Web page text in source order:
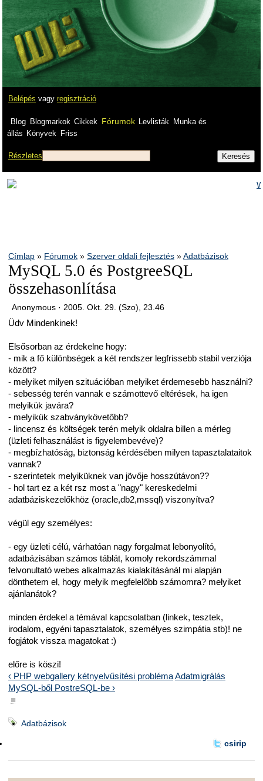
Belépés vagy regisztráció
Blog Blogmarkok Cikkek Fórumok Levlisták
Munka és
állás Könyvek Friss
Részletes
Címlap » Fórumok » Szerver oldali fejlesztés »Adatbázisok
MySQL 5.0 és PostgreeSQL
összehasonlítása
Anonymous · 2005. Okt. 29. (Szo), 23.46
Üdv Mindenkinek!
Elsősorban az érdekelne hogy:
- mik a fő különbségek a két rendszer legfrissebb stabil verziója
között?
- melyiket milyen szituációban melyiket érdemesebb használni?
- sebesség terén vannak e számottevő eltérések, ha igen
melyikük javára?
- melyikük szabványkövetőbb?
- lincensz és költségek terén melyik oldalra billen a mérleg
(üzleti felhasználást is figyelembevéve)?
- megbízhatóság, biztonság kérdésében milyen tapasztalataitok
vannak?
- szerintetek melyiküknek van jövője hosszútávon??
- hol tart ez a két rsz most a "nagy" kereskedelmi
adatbáziskezelőkhöz (oracle,db2,mssql) viszonyítva?
végül egy személyes:
- egy üzleti célú, várhatóan nagy forgalmat lebonyolító,
adatbázisában számos táblát, komoly rekordszámmal
felvonultató webes alkalmazás kialakításánál mi alapján
dönthetem el, hogy melyik megfelelőbb számomra? melyiket
ajánlanátok?
minden érdekel a témával kapcsolatban (linkek, tesztek,
irodalom, egyéni tapasztalatok, személyes szimpátia stb)! ne
fogjátok vissza magatokat :)
előre is köszi!
‹ PHP webgallery kétnyelvűsítési problémaAdatmigrálás
MySQL-ből PostreSQL-be ›
■
Adatbázisok
csirip